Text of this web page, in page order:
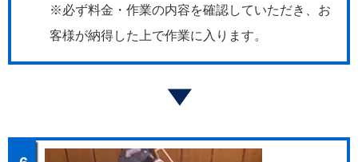
※必ず料金・作業の内容を確認していただき、お
客様が納得した上で作業に入ります。